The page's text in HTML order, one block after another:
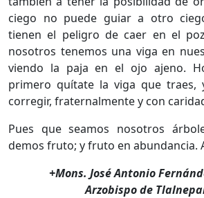
ciego no puede guiar a otro
tienen el peligro de caer en el
nosotros tenemos una viga en
viendo la paja en el ojo ajeno.
primero quítate la viga que traes,
corregir, fraternalmente y con
Pues que seamos nosotros
demos fruto; y fruto en abundancia.
+Mons. José Antonio
Arzobispo de